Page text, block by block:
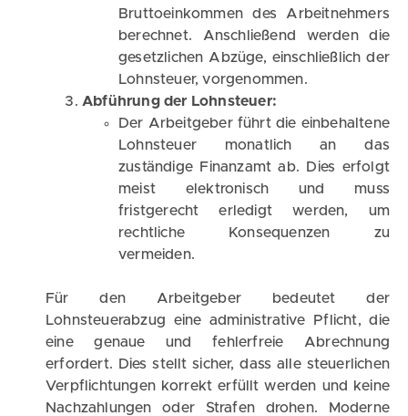
Bruttoeinkommen des Arbeitnehmers
berechnet. Anschließend werden die
gesetzlichen Abzüge, einschließlich der
Lohnsteuer, vorgenommen.
Abführung der Lohnsteuer:
Der Arbeitgeber führt die einbehaltene
Lohnsteuer monatlich an das
zuständige Finanzamt ab. Dies erfolgt
meist elektronisch und muss
fristgerecht erledigt werden, um
rechtliche Konsequenzen zu
vermeiden.
Für den Arbeitgeber bedeutet der
Lohnsteuerabzug eine administrative Pflicht, die
eine genaue und fehlerfreie Abrechnung
erfordert. Dies stellt sicher, dass alle steuerlichen
Verpflichtungen korrekt erfüllt werden und keine
Nachzahlungen oder Strafen drohen. Moderne